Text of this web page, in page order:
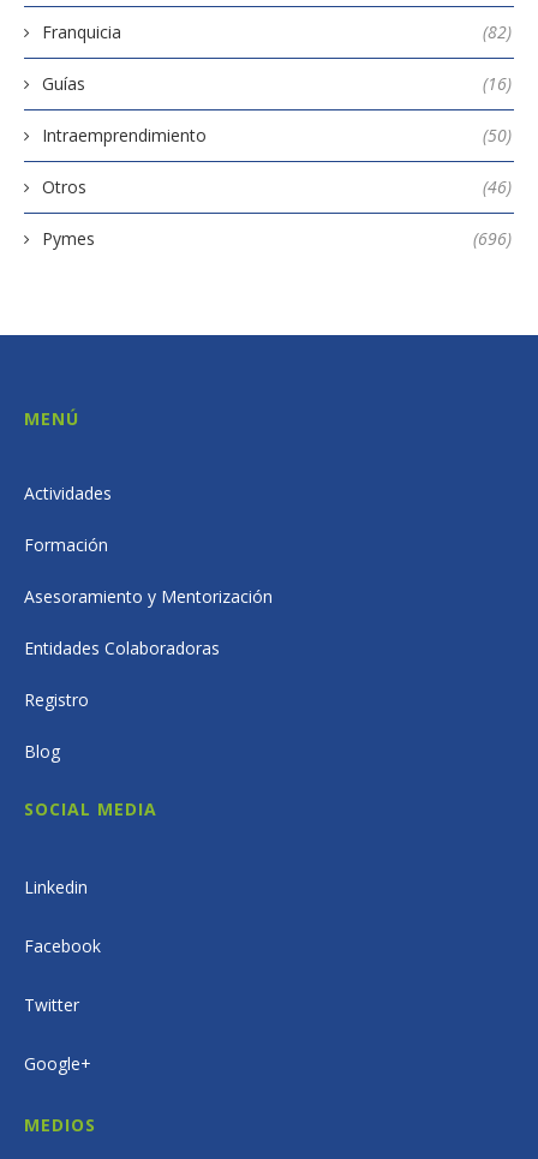
Franquicia (82)
Guías (16)
Intraemprendimiento (50)
Otros (46)
Pymes (696)
MENÚ
Actividades
Formación
Asesoramiento y Mentorización
Entidades Colaboradoras
Registro
Blog
SOCIAL MEDIA
Linkedin
Facebook
Twitter
Google+
MEDIOS